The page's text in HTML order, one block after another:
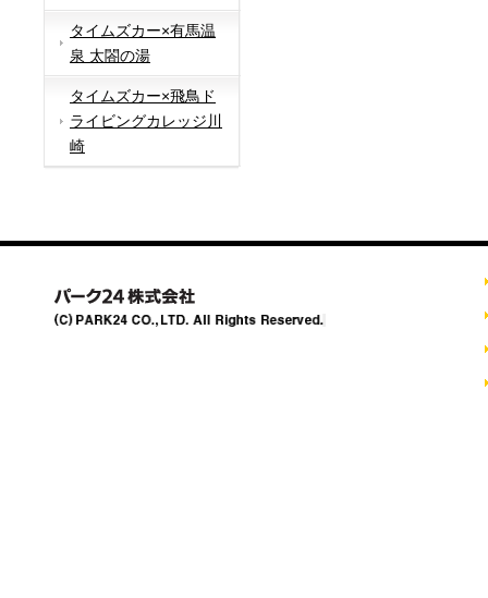
タイムズカー×有馬温
泉 太閤の湯
タイムズカー×飛鳥ド
ライビングカレッジ川
崎